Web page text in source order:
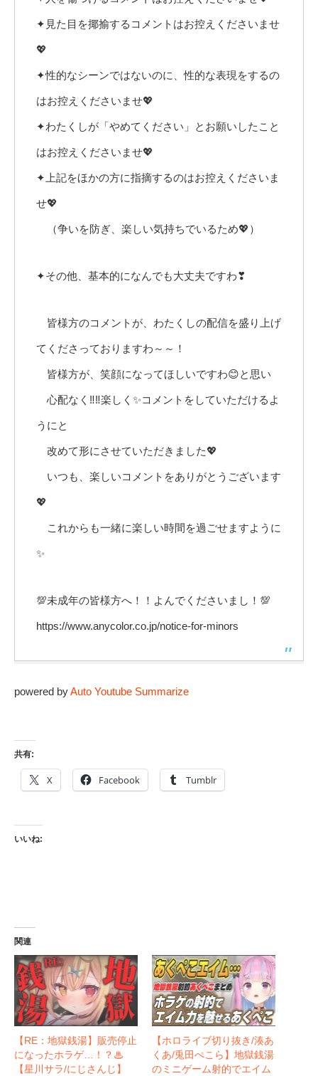
✦見た目を揶揄するコメントはお控えくださいませ
💖
✦性的なシーンではないのに、性的な表現をするの
はお控えくださいませ💖
✦わたくしが「やめてください」とお願いしたこと
はお控えくださいませ💖
✦上記をほかの方に指摘するのはお控えくださいま
せ💖
（争いを防ぎ、楽しい気持ちでいるため💖）
✦その他、基本的になんでも大丈夫ですわ❣
皆様方のコメントが、わたくしの配信を盛り上げ
てくださっておりますわ～～！
皆様方が、笑顔になってほしいですわ😊と思い
心配なく‼️‼️楽しく✨コメントをしていただけるよ
うにと
改めて形にさせていただきました💖
いつも、楽しいコメントをありがとうございます
💖
これからも一緒に楽しい時間を過ごせますように
✨
💯未成年の皆様方へ！！よんでくださいまし！💯
https://www.anycolor.co.jp/notice-for-minors
powered byAuto Youtube Summarize
共有:
X Facebook Tumblr
いいね:
関連
【RE：地獄銭湯】販売停止
になったホラゲ…！？♨
【星川サラ/にじさんじ】
【ホロライブ切り抜き/湊あ
くあ/兎田ぺこら】地獄銭湯
のミニゲーム射的でエイム